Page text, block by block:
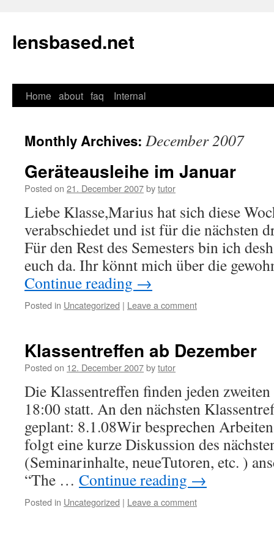
lensbased.net
Skip
content
Home about faq Internal
Monthly Archives: December 2007
Geräteausleihe im Januar
Posted on 21. December 2007bytutor
Liebe Klasse,Marius hat sich diese
verabschiedet und ist für die nächsten
Für den Rest des Semesters bin ich
euch da. Ihr könnt mich über die
Continue reading →
Posted in Uncategorized | Leave a comment
Klassentreffen ab Dezember
Posted on 12. December 2007bytutor
Die Klassentreffen finden jeden
18:00 statt. An den nächsten
geplant: 8.1.08Wir besprechen
folgt eine kurze Diskussion des
(Seminarinhalte, neueTutoren, etc. )
“The … Continue reading →
Posted in Uncategorized | Leave a comment